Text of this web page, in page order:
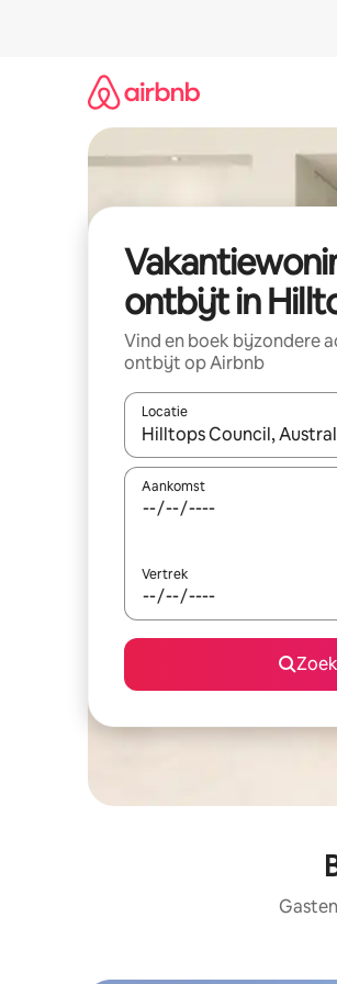
ontbijt in
Vind en boek bijzondere
ontbijt op Airbnb
Locatie
Wanneer er resultaten
Aankomst
Vertrek